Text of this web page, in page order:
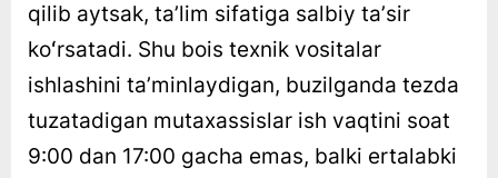
qilib aytsak, taʼlim sifatiga salbiy taʼsir
koʻrsatadi. Shu bois texnik vositalar
ishlashini taʼminlaydigan, buzilganda tezda
tuzatadigan mutaxassislar ish vaqtini soat
9:00 dan 17:00 gacha emas, balki ertalabki